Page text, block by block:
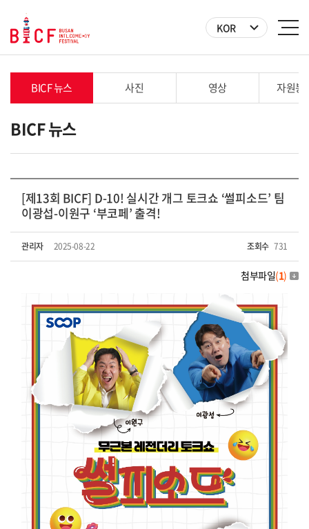
KOR
BICF 뉴스 사진 영상 자원봉
BICF 뉴스
[제13회 BICF] D-10! 실시간 개그 토크쇼 ‘썰피소드’ 팀
이광섭-이원구 ‘부코페’ 출격!
관리자 2025-08-22 조회수 731
첨부파일(1)